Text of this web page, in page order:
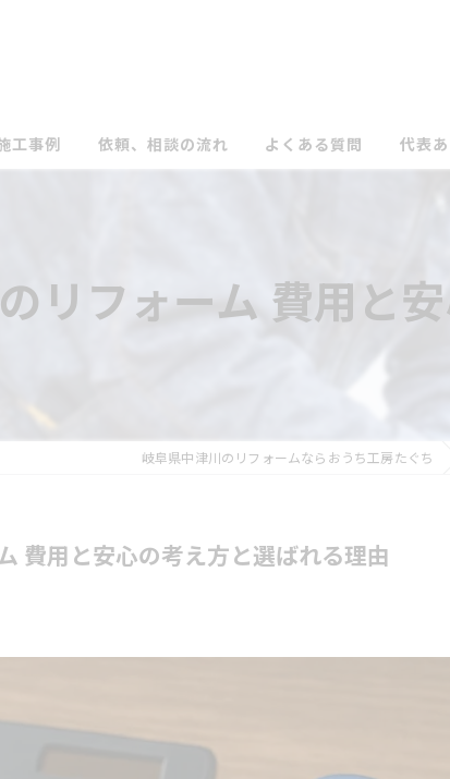
工事例 依頼、相談の流れ よくある質問 代表
リフォーム 費用と
岐阜県中津川のリフォームならおうち工房たぐち
費用と安心の考え方と選ばれる理由